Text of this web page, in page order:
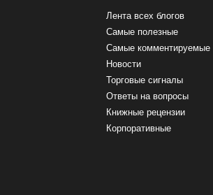
Лента всех блогов
Самые полезные
Самые комментируемые
Новости
Торговые сигналы
Ответы на вопросы
Книжные рецензии
Корпоративные